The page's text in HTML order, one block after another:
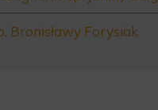
Bronisławy Forysiak